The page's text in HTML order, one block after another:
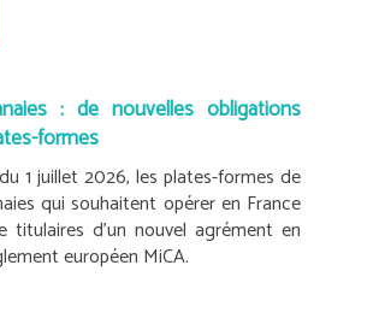
: de nouvelles obligations
formes
1 juillet 2026, les plates-formes de
qui souhaitent opérer en France
titulaires d’un nouvel agrément en
européen MiCA.